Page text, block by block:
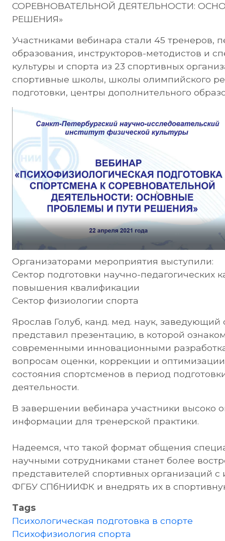
СОРЕВНОВАТЕЛЬНОЙ ДЕЯТЕЛЬНОСТИ:
РЕШЕНИЯ»
Участниками вебинара стали 45 тренеров,
образования, инструкторов-методистов и
культуры и спорта из 23 спортивных
спортивные школы, школы олимпийского
подготовки, центры дополнительного
Организаторами мероприятия выступили:
Сектор подготовки научно-педагогических
повышения квалификации
Сектор физиологии спорта
Ярослав Голуб, канд. мед. наук, заведующий
представил презентацию, в которой
современными инновационными
вопросам оценки, коррекции и
состояния спортсменов в период
деятельности.
В завершении вебинара участники высоко
информации для тренерской практики.
Надеемся, что такой формат общения
научными сотрудниками станет более
представителей спортивных организаций
ФГБУ СПбНИИФК и внедрять их в
Tags
Психологическая подготовка в спорте
Психофизиология спорта